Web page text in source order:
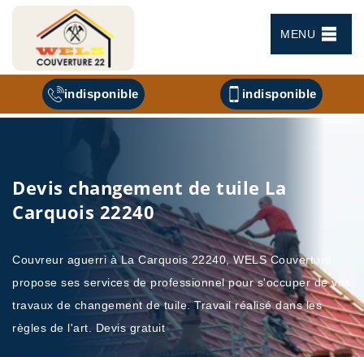
MENU
indisponible indisponible
Devis changement de tuile La
Carquois 22240
Couvreur aguerri à La Carquois 22240, WELS Couverture
propose ses services de professionnel pour s'occuper de vos
travaux de changement de tuile. Travail réalisé dans les
règles de l'art. Devis gratuit